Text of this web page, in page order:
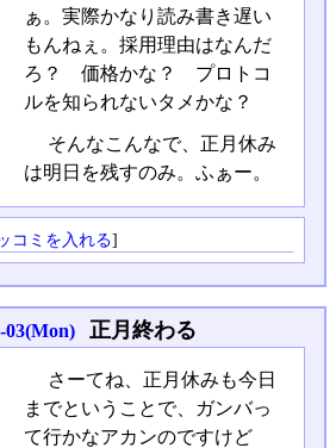
ぁ。実際かなり読み書き遅い
もんねぇ。採用理由はなんだ
ろ？ 価格かな？ プロトコ
ルを知られないタメかな？
そんなこんなで、正月休み
は明日を残すのみ。ふぁー。
コミを入れる]
03(Mon) 正月終わる
さーてね、正月休みも今日
までということで、ガンバっ
て行かなアカンのですけど